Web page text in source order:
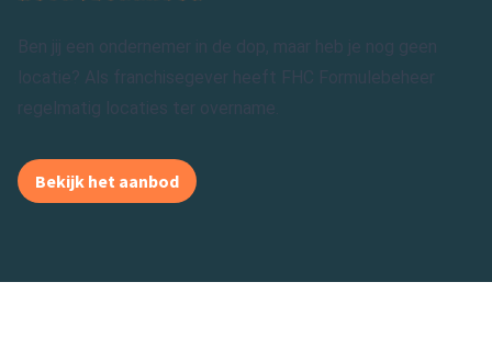
Ben jij een ondernemer in de dop, maar heb je nog geen
locatie? Als franchisegever heeft FHC Formulebeheer
regelmatig locaties ter overname.
Bekijk het aanbod